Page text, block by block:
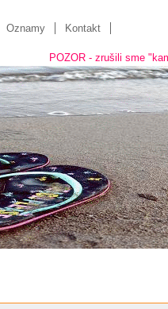
Oznamy Kontakt
POZOR - zrušili sme "kamennú"